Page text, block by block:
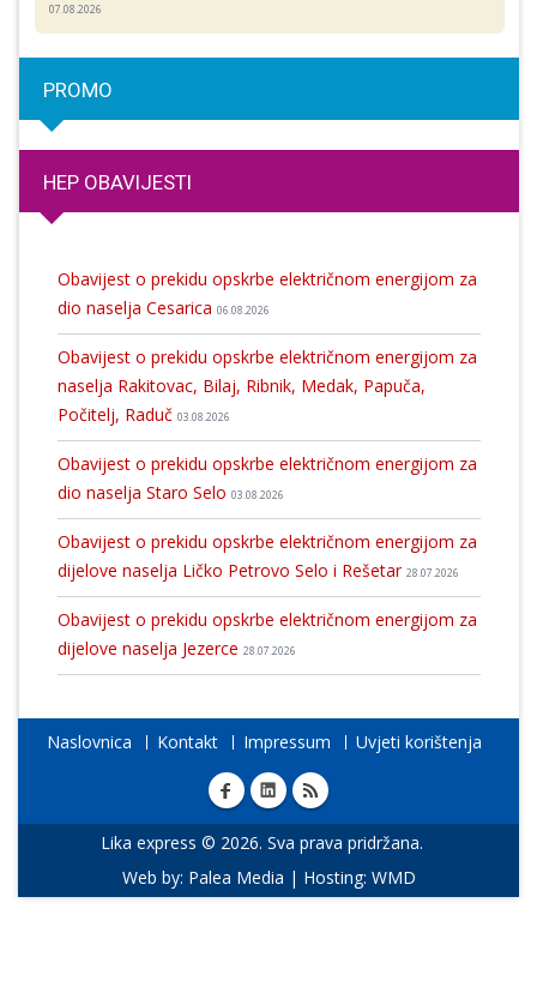
07.08.2026
PROMO
HEP OBAVIJESTI
Obavijest o prekidu opskrbe električnom energijom za
dio naselja Cesarica 06.08.2026
Obavijest o prekidu opskrbe električnom energijom za
naselja Rakitovac, Bilaj, Ribnik, Medak, Papuča,
Počitelj, Raduč 03.08.2026
Obavijest o prekidu opskrbe električnom energijom za
dio naselja Staro Selo 03.08.2026
Obavijest o prekidu opskrbe električnom energijom za
dijelove naselja Ličko Petrovo Selo i Rešetar 28.07.2026
Obavijest o prekidu opskrbe električnom energijom za
dijelove naselja Jezerce 28.07.2026
Naslovnica Kontakt Impressum Uvjeti korištenja
Lika express © 2026. Sva prava pridržana.
Web by: Palea Media | Hosting: WMD